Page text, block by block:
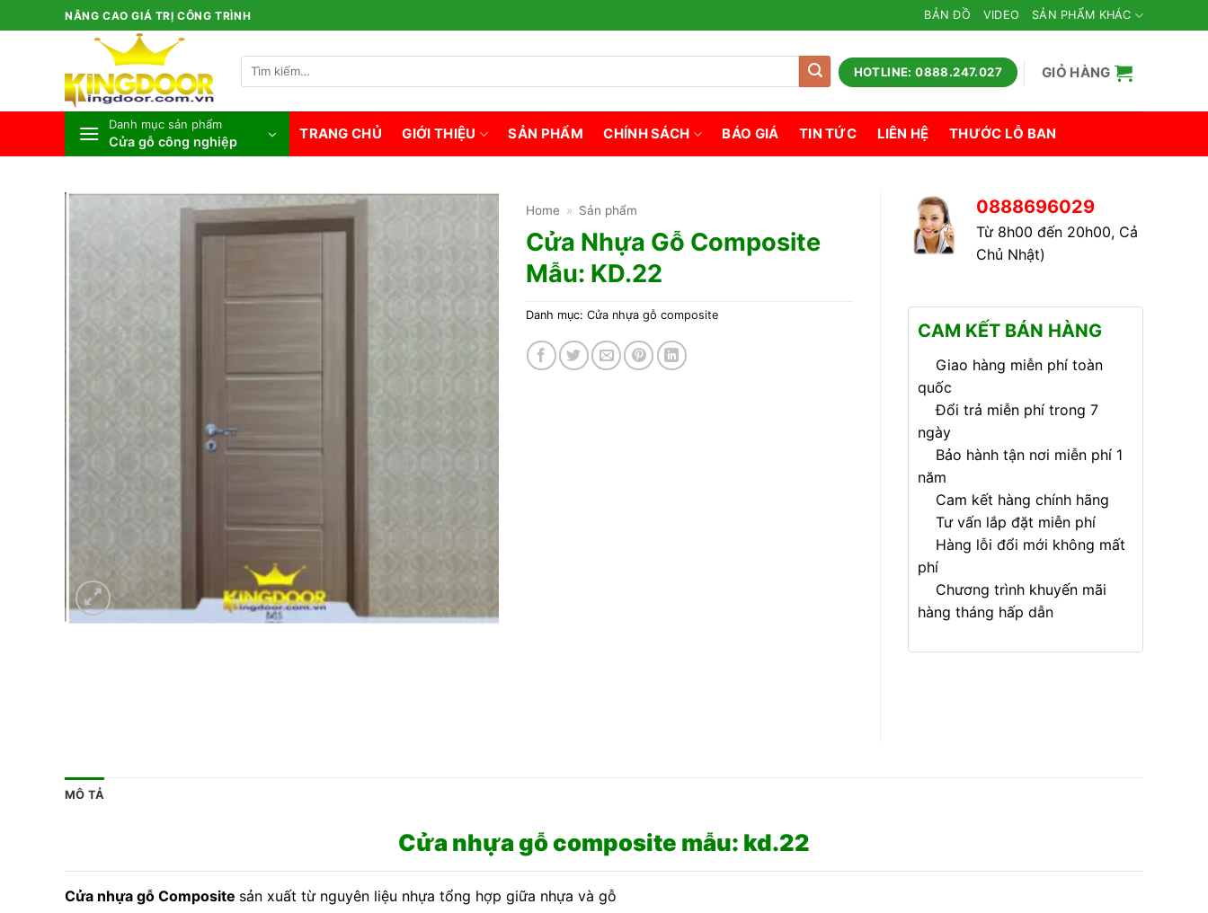
qua
NÂNG CAO GIÁ TRỊ CÔNG TRÌNH BẢN ĐỒ VIDEO SẢN PHẨM KHÁC
Tìm
kiếm:
HOTLINE: 0888.247.027 GIỎ HÀNG
Danh mục sản phẩm
Cửa gỗ công nghiệp TRANG CHỦ GIỚI THIỆU SẢN PHẨM CHÍNH SÁCH BÁO GIÁ TIN TỨC LIÊN HỆ THƯỚC LỖ BAN
Home » Sản phẩm
Cửa Nhựa Gỗ Composite
Mẫu: KD.22
Danh mục: Cửa nhựa gỗ composite
0888696029
Từ 8h00 đến 20h00, Cả
Chủ Nhật)
CAM KẾT BÁN HÀNG
Giao hàng miễn phí toàn
quốc
Đổi trả miễn phí trong 7
ngày
Bảo hành tận nơi miễn phí 1
năm
Cam kết hàng chính hãng
Tư vấn lắp đặt miễn phí
Hàng lỗi đổi mới không mất
phí
Chương trình khuyến mãi
hàng tháng hấp dẫn
MÔ TẢ
Cửa nhựa gỗ composite mẫu: kd.22
Cửa nhựa gỗ Composite sản xuất từ nguyên liệu nhựa tổng hợp giữa nhựa và gỗ